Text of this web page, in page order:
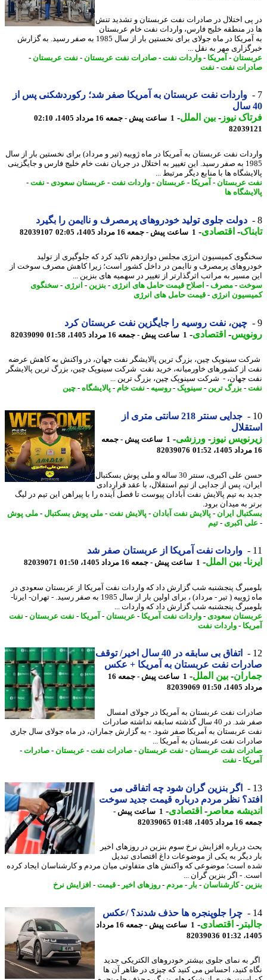
اختلال در صادرات نفت عربستان و تشدید تنش
منطقه خلیج فارس، واردات نفت خام عربستان
به آمریکا در ماه جولای برای نخستین بار از سال 1985 به صفر رسید. به گزارش
مهر به نقل ...
-آمریکا- واردات نفت -صادرات نفت عربستان-نفت عربستان-
نفت -نفت
واردات نفت عربستان به آمریکا صفر شد؛ رکوردشکنی پس از
نیوز-بین الملل-1 ساعت پیش - جمعه 16 مرداد 1405، 02:10
نفت عربستان به آمریکا در ماه ژوییه (تیر و مرداد) برای نخستین بار از سال
1985 به صفر رسید. این تغییر به اختلال در جریان نفت خام خلیج فارس و جایگزینی
ها با منابع دیگر مرتبط ...
عربستان-آمریکا- عربستان-واردات نفت -عربستان سعودی-نفت -
ها
دولت جلوی تولید خودروهای پرمصرف و ناایمن را بگیرد
-اقتصادی-1 ساعت پیش - جمعه 16 مرداد 1405، 02:05 82039107
کمیسیون انرژی مجلس دوازدهم تاکید کرد که جلوگیری از تولید
پرمصرف و ناایمن در داخل کشور است؛ زیرا کاهش مصرف سوخت از
مسیر به مراتب اثرگذارتر از تغییر در سهمیه های بنزین ...
-مصرف- اصلاح قیمت حامل های انرژی-بنزین- انرژی-سخنگوی
انرژی-قیمت حامل های انرژی
چین، نفت روسیه را جایگزین نفت عربستان کرد
-اقتصادی-1 ساعت پیش - جمعه 16 مرداد 1405، 01:58 82039090
سینوپک چین، بزرگ ترین پالایشگر نفت جهان، در واکنش به کاهش عرضه
از کشورهای خاورمیانه، خرید نفت شرکت سینوپک چین، بزرگ ترین پالایشگر
جهان، - شرکت سینوپک چین، بزرگ ترین ...
-بزرگ ترین- سینوپک-روسیه-نفت خام-پالایشگاه-چین
جدایی سنتر 218 سانتی متری از
نیوز-ورزشی-
1 ساعت پیش - جمعه
82039076
حسن علی اکبری، سنتر 30 ساله و ملی پوش بسکتبال
پس از جدایی از تیم استقلال، با عقد قراردادی
به تیم پالایش نفت آبادان پیوست تا فصل آینده را با پیراهن این تیم در لیگ
به میدان برود.
ایران - پالایش نفت آبادان- پالایش نفت -ملی پوش بسکتبال-ملی پوش
اکبری- تیم
واردات نفت آمریکا از عربستان صفر شد
-بین الملل-1 ساعت پیش - جمعه 16 مرداد 1405، 01:50 82039071
پنجشنبه شب گزارش داد که واردات نفت آمریکا از عربستان سعودی در
ماه ژوییه ( تیر - مرداد) ، برای اولین بار از سال 1985 به صفر رسید. - تهران- ایرنا-
پنجشنبه شب گزارش داد که واردات ...
سعودی-واردات نفت آمریکا- عربستان-آمریکا- نفت عربستان-نفت
- واردات نفت
اتفاق بی سابقه در 40 سال اخیر/ توقف
نفت عربستان به آمریکا + عکس
- بین الملل-
1 ساعت پیش - جمعه 16
01:50
82039069
نفت عربستان به آمریکا در جولای امسال
صفر شد. در 40 سال گذشته سابقه نداشته صادرات
عربستان به آمریکا صفر شود. - به گزارش جماران، در ماه جولای سال جاری
نفت عربستان به آمریکا ...
نفت عربستان-نفت عربستان-صادرات نفت -عربستان-صادرات-
- نفت
اگر بنزین گران شود چه اتفاقی می
نظر مردم درباره قیمت جدید سوخت
معاصر-اقتصادی- 1 ساعت پیش -
01:48
82039065
درباره افزایش نرخ سوم بنزین در روزهای اخیر
دیگر به یکی از موضوعات داغ اقتصادی تبدیل
است؛ موضوعی که واکنش های متفاوتی میان مردم و کارشناسان ایجاد کرده
- اگر بنزین گران ...
- کارشناسان-بار - مردم- روزهای اخیر -قیمت-افزایش نرخ
چرا جلوپنجره ها حذف شدند؟ /عکس
-اقتصادی-
1 ساعت پیش - جمعه 16 مرداد
82039036
به نمای جلوی بیشتر خودروهای الکتریکی جدید
کنید، احساس می کنید که چیزی در ظاهر آن ها